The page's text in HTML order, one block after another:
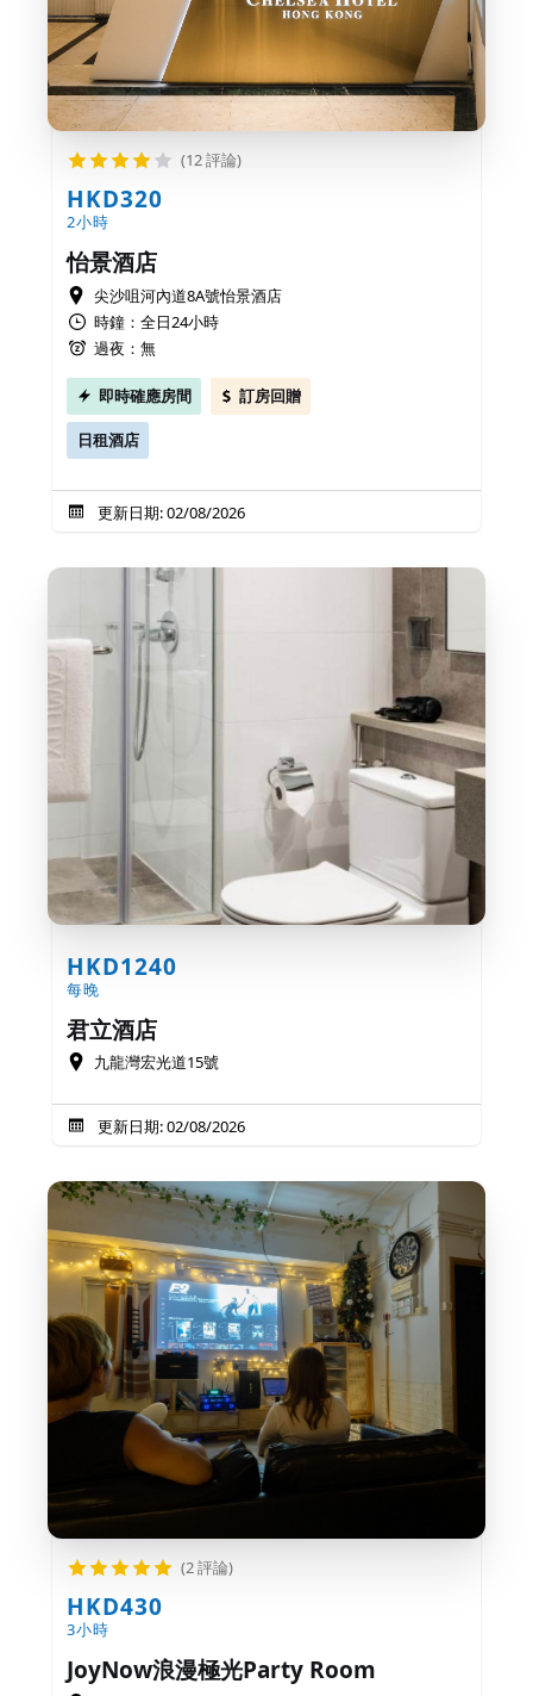
(12 評論)
HKD320
2小時
怡景酒店
尖沙咀河內道8A號怡景酒店
時鐘：全日24小時
過夜：無
即時確應房間 訂房回贈
日租酒店
更新日期: 02/08/2026
HKD1240
每晚
君立酒店
九龍灣宏光道15號
更新日期: 02/08/2026
(2 評論)
HKD430
3小時
JoyNow浪漫極光Party Room